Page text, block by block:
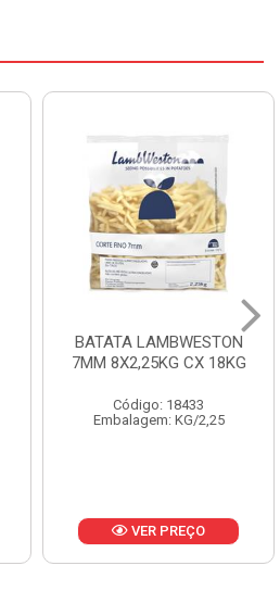
BATATA LAMBWESTON
7MM 8X2,25KG CX 18KG
Código: 18433
Embalagem: KG/2,25
VER PREÇO